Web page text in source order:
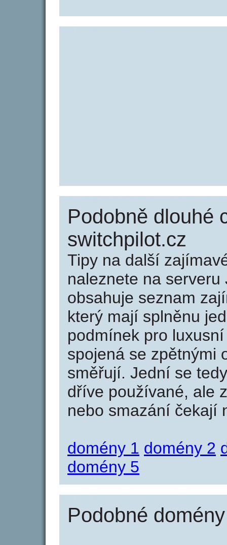
Podobně dlouhé
switchpilot.cz
Tipy na další
naleznete na serveru
obsahuje seznam
který mají splněnu
podmínek pro
spojená se zpětnými
směřují. Jední se
dříve používané, ale
nebo smazání čekají
domény 1 domény 2
domény 5
Podobné